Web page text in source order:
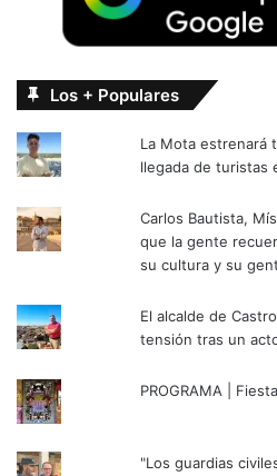
Los + Populares
La Mota estrenará
llegada de turistas
Carlos Bautista,
que la gente
su cultura y su
El alcalde de
tensión tras un
PROGRAMA |
"Los guardias